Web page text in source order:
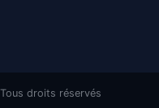
droits réservés